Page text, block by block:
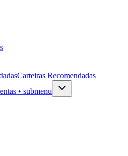
Carteiras Recomendadas
• submenu